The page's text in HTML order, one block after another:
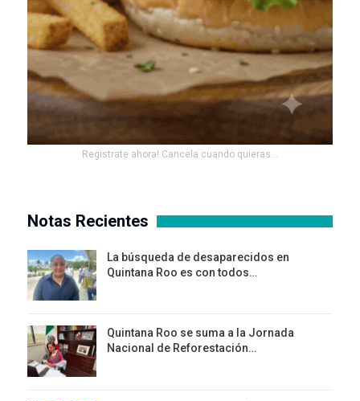
Registrate ahora! Cancela cuando quieras...
Notas Recientes
La búsqueda de desaparecidos en
Quintana Roo es con todos…
Quintana Roo se suma a la Jornada
Nacional de Reforestación…